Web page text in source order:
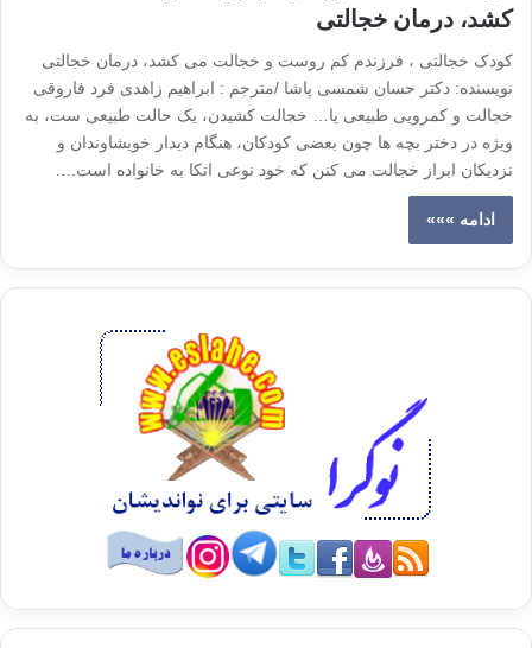
کشد، درمان خجالتی
کودک خجالتی ، فرزندم کم روست و خجالت می کشد، درمان خجالتی
نویسنده: دکتر حسان شمسی پاشا /مترجم : ابراهیم زاهدی فرد فاروقی
خجالت و کمرویی طبیعی یا… خجالت کشیدن، یک حالت طبیعی ست، به
ویژه در دختر بچه ها چون بعضی کودکان، هنگام دیدار خویشاوندان و
نزدیکان ابراز خجالت می کنن که خود نوعی اتکا به خانواده است.…
ادامه »»»